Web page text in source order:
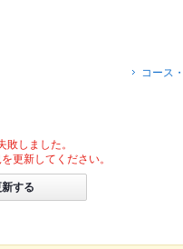
コース
敗しました。
更新してください。
する